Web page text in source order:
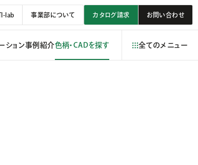
lab 事業部について カタログ請求 お問い合わせ
ション事例紹介色柄・CADを探す 全てのメニュー